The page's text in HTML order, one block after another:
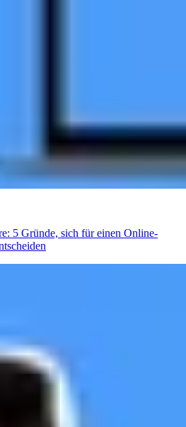
5 Gründe, sich für einen Online-